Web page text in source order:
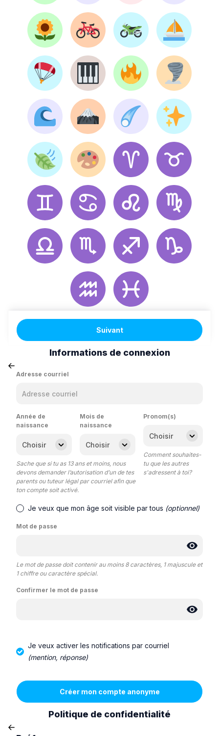
Suivant
Informations de connexion
Adresse courriel
Année de
naissance
Mois de
naissance
Sache que si tu as 13 ans et moins, nous
devons demander l’autorisation d’un de tes
parents ou tuteur légal par courriel afin que
ton compte soit activé.
Pronom(s)
Comment souhaites-
tu que les autres
s'adressent à toi?
Je veux que mon âge soit visible par tous (optionnel)
Mot de passe
Le mot de passe doit contenir au moins 8 caractères, 1 majuscule et
1 chiffre ou caractère spécial.
Confirmer le mot de passe
Je veux activer les notifications par courriel
(mention, réponse)
Politique de confidentialité